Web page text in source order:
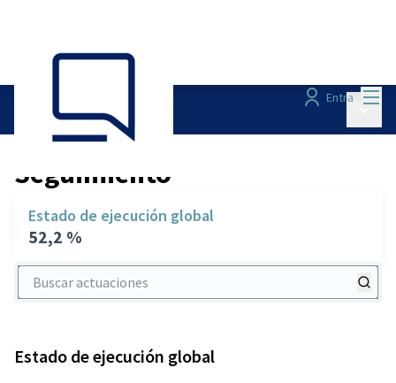
Entra
Seguimiento/
Seguimiento
Estado de ejecución global
52,2 %
Buscar actuaciones
Estado de ejecución global